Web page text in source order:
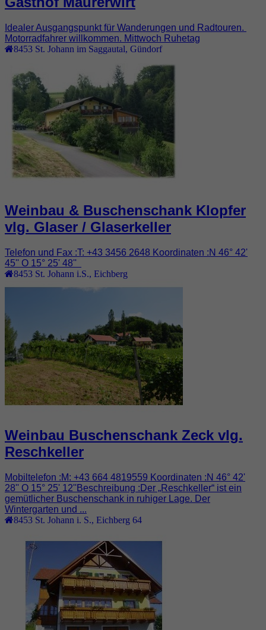
Idealer Ausgangspunkt für Wanderungen und Radtouren.
Motorradfahrer willkommen. Mittwoch Ruhetag
8453 St. Johann im Saggautal, Gündorf
Weinbau & Buschenschank Klopfer
vlg. Glaser / Glaserkeller
Telefon und Fax :T: +43 3456 2648 Koordinaten :N 46° 42'
45'' O 15° 25' 48''
8453 St. Johann i.S. Eichberg
Weinbau Buschenschank Zeck vlg.
Reschkeller
Mobiltelefon :M: +43 664 4819559 Koordinaten :N 46° 42'
28'' O 15° 25' 12''Beschreibung :Der „Reschkeller“ ist ein
gemütlicher Buschenschank in ruhiger Lage. Der
Wintergarten und ...
8453 St. Johann i. S. Eichberg 64